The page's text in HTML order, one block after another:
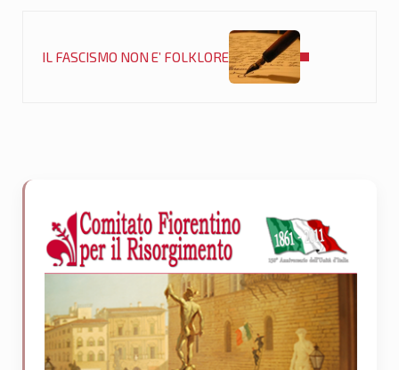
IL FASCISMO NON E’ FOLKLORE
Sidebar